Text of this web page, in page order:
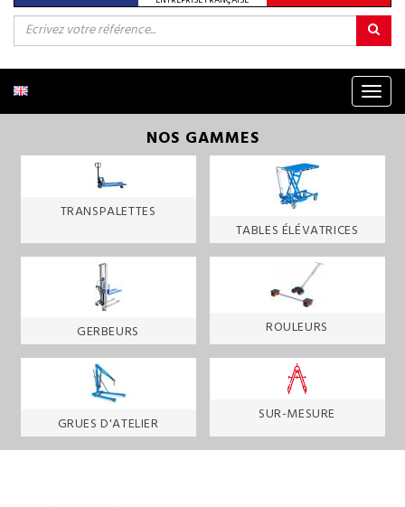
Menu
NOS GAMMES
TRANSPALETTES
TABLES ÉLÉVATRICES
GERBEURS ROULEURS
GRUES D'ATELIER
SUR-MESURE